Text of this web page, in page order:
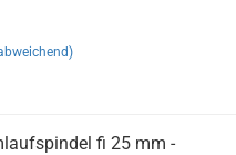
fi 25 mm -